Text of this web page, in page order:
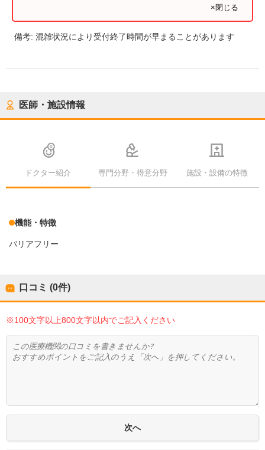
×閉じる
備考:混雑状況により受付終了時間が早まることがあります
医師・施設情報
ドクター紹介 専門分野・得意分野 施設・設備の特徴
機能・特徴
バリアフリー
口コミ (0件)
※100文字以上800文字以内でご記入ください